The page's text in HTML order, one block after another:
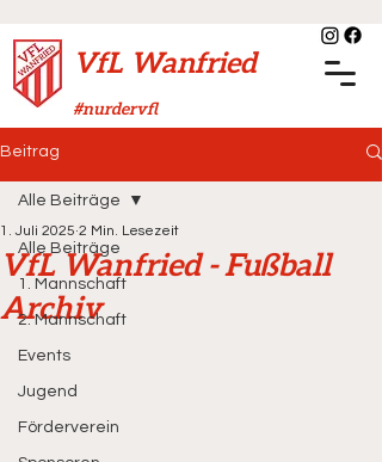
VfL Wanfried
#nurdervfl
Beitrag
Alle Beiträge
1. Mannschaft
2. Mannschaft
Events
Jugend
Förderverein
Alle Beiträge
VfL Wanfried - Fußball
Archiv
1. Juli 2025 2 Min. Lesezeit